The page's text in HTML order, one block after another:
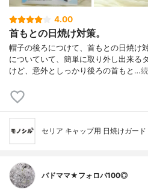
4.00
首もとの日焼け対策。
帽子の後ろにつけて、首もとの日焼け
についていて、簡単に取り外し出来る
けど、意外としっかり後ろの首もと…
セリア キャップ用 日焼けガード
バドママ★フォロバ100◎